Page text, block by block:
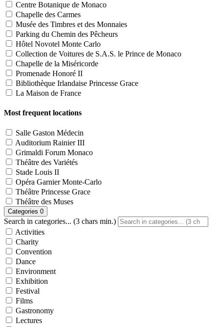
Centre Botanique de Monaco
Chapelle des Carmes
Musée des Timbres et des Monnaies
Parking du Chemin des Pêcheurs
Hôtel Novotel Monte Carlo
Collection de Voitures de S.A.S. le Prince de Monaco
Chapelle de la Miséricorde
Promenade Honoré II
Bibliothèque Irlandaise Princesse Grace
La Maison de France
Most frequent locations
Salle Gaston Médecin
Auditorium Rainier III
Grimaldi Forum Monaco
Théâtre des Variétés
Stade Louis II
Opéra Garnier Monte-Carlo
Théâtre Princesse Grace
Théâtre des Muses
Categories 0
Search in categories... (3 chars min.)
Activities
Charity
Convention
Dance
Environment
Exhibition
Festival
Films
Gastronomy
Lectures